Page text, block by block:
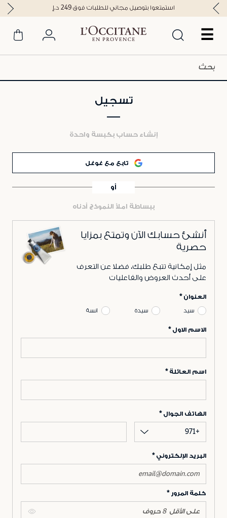
☰
استمتعوا بتوصيل مجاني للطلبات فوق 249 د.إ
تسجيل
إنشاء حساب بكبسة واحدة
تابع مع غوغل
أو
ببساطة املأ النموذج أدناه
أنشئ حسابك الآن وتمتع بمزايا
حصرية
مثل إمكانية تتبع طلبك، فضلا عن التعرف
على أحدث العروض والفاعليات
العنوان
سيد سيدة انسة
الاسم الاول
اسم العائلة
الهاتف الجوال
+971
البريد الإلكتروني
كلمة المرور